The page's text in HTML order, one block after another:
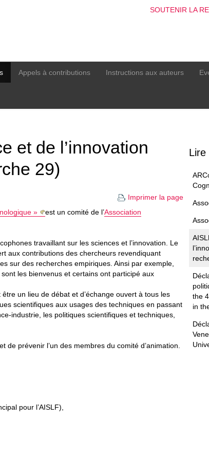
SOUTENIR LA
Appels à contributions Instructions aux auteurs
et de l’innovation
29)
Imprimer la page
» est un comité de l’Association
travaillant sur les sciences et l’innovation. Le
aux contributions des chercheurs revendiquant
sur des recherches empiriques. Ainsi par exemple,
les bienvenus et certains ont participé aux
un lieu de débat et d’échange ouvert à tous les
scientifiques aux usages des techniques en passant
industrie, les politiques scientifiques et techniques,
de prévenir l’un des membres du comité d’animation.
pour l’AISLF),
Lire
the
in